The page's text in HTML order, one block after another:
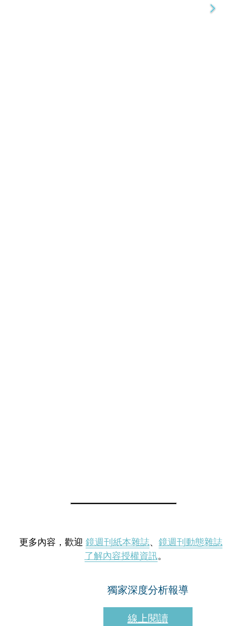
更多內容，歡迎 鏡週刊紙本雜誌、 鏡週刊動態雜誌
了解內容授權資訊。
獨家深度分析報導
線上閱讀